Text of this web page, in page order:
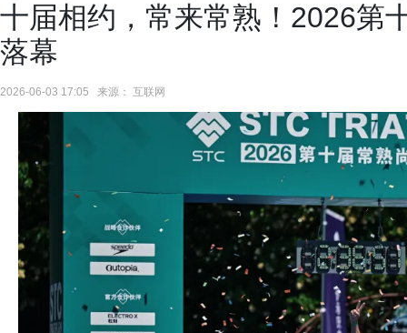
十届相约，常来常熟！2026第
落幕
2026-06-03 17:05 来源： 互联网